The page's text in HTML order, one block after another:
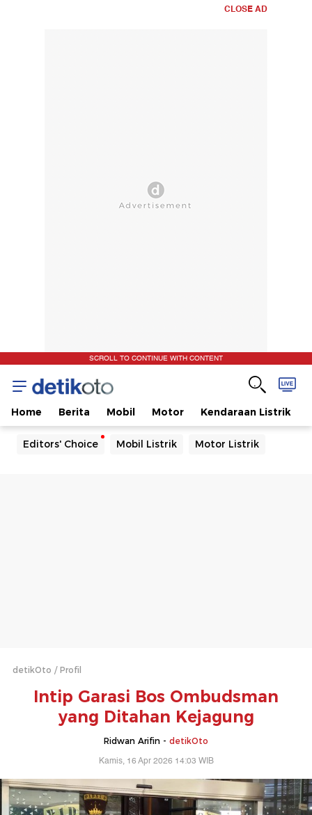
CLOSE AD
SCROLL TO CONTINUE WITH CONTENT
Home Berita Mobil Motor Kendaraan Listrik
Editors' Choice Mobil Listrik Motor Listrik
detikOto Profil
Intip Garasi Bos Ombudsman
yang Ditahan Kejagung
Ridwan Arifin - detikOto
Kamis, 16 Apr 2026 14:03 WIB